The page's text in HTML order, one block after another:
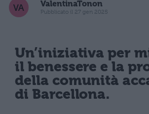
ValentinaTonon
Pubblicato il 27 gen 2025
Un’iniziativa per
il benessere e la
della comunità
di Barcellona.